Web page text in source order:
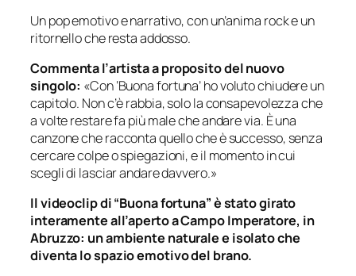
Un pop emotivo e narrativo, con un’anima rock e un
ritornello che resta addosso.
Commenta l’artista a proposito del nuovo
singolo: «Con ‘Buona fortuna’ ho voluto chiudere un
capitolo. Non c’è rabbia, solo la consapevolezza che
a volte restare fa più male che andare via. È una
canzone che racconta quello che è successo, senza
cercare colpe o spiegazioni, e il momento in cui
scegli di lasciar andare davvero.»
Il videoclip di “Buona fortuna” è stato girato
interamente all’aperto a Campo Imperatore, in
Abruzzo: un ambiente naturale e isolato che
diventa lo spazio emotivo del brano.